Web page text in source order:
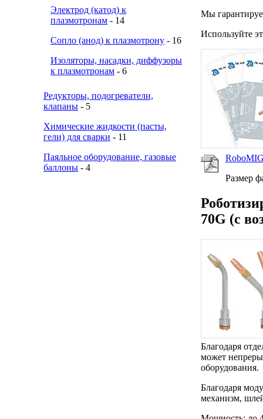
Электрод (катод) к
плазмотронам - 14
Сопло (анод) к плазмотрону - 16
Изоляторы, насадки, диффузоры
к плазмотронам - 6
Редукторы, подогреватели,
клапаны - 5
Химические жидкости (пасты,
гели) для сварки - 11
Паяльное оборудование, газовые
баллоны - 4
Мы
Используйте
Размер
70G (с
Благодаря
может
оборудования.
Благодаря
механизм,